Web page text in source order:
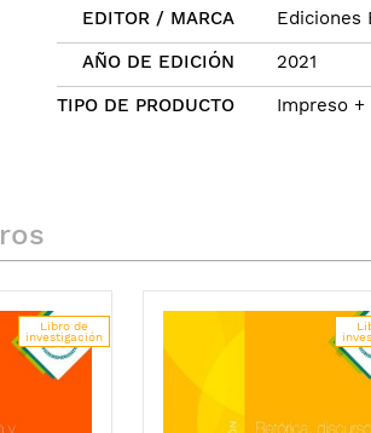
Jaime Roldán Parra
María del Pilar Ramírez Salazar
Luz Maribel Guevara
Leidy Natalia Zapata
Juan Carlos Orejuela
EDITOR / MARCA
Ediciones
AÑO DE EDICIÓN
2021
TIPO DE PRODUCTO
Impreso +
Libro de
investigación